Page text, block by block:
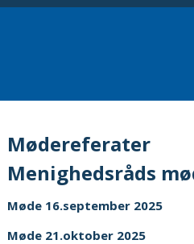
Mødereferater
Menighedsråds
Møde 16.september 2025
Møde 21.oktober 2025